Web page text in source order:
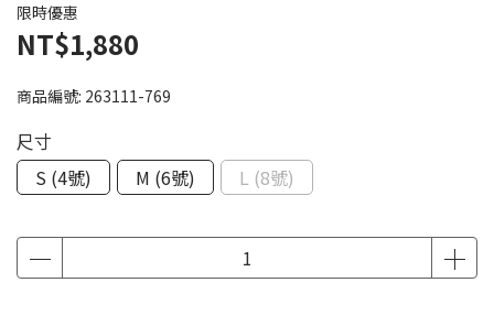
限時優惠
NT$1,880
商品編號: 263111-769
尺寸
S (4號)
M (6號) L (8號)